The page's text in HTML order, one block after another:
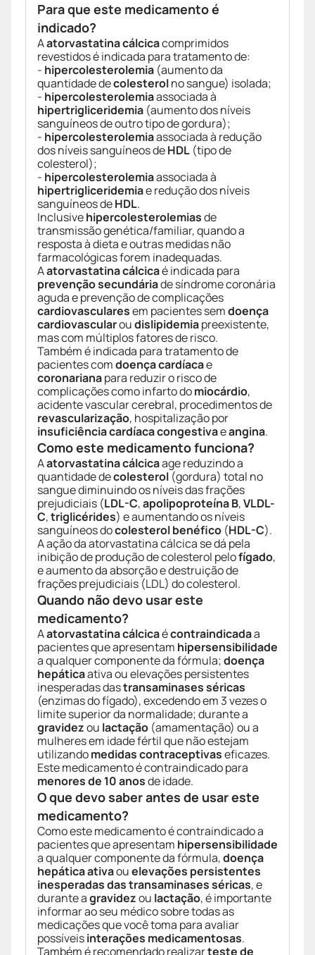
Para que este medicamento é
indicado?
Aatorvastatina cálcicacomprimidos
revestidos é indicada para tratamento de:
- hipercolesterolemia (aumento da
quantidade decolesterolno sangue) isolada;
- hipercolesterolemiaassociada à
hipertrigliceridemia (aumento dos níveis
sanguíneos de outro tipo de gordura);
- hipercolesterolemiaassociada à redução
dos níveis sanguíneos deHDL (tipo de
colesterol);
- hipercolesterolemiaassociada à
hipertrigliceridemiae redução dos níveis
sanguíneos deHDL.
Inclusivehipercolesterolemiasde
transmissão genética/familiar, quando a
resposta à dieta e outras medidas não
farmacológicas forem inadequadas.
Aatorvastatina cálcicaé indicada para
prevenção secundáriade síndrome coronária
aguda e prevenção de complicações
cardiovascularesem pacientes semdoença
cardiovascularoudislipidemiapreexistente,
mas com múltiplos fatores de risco.
Também é indicada para tratamento de
pacientes comdoença cardíacae
coronarianapara reduzir o risco de
complicações como infarto domiocárdio,
acidente vascular cerebral, procedimentos de
revascularização, hospitalização por
insuficiência cardíaca congestivaeangina.
Como este medicamento funciona?
Aatorvastatina cálcicaage reduzindo a
quantidade decolesterol (gordura) total no
sangue diminuindo os níveis das frações
prejudiciais (LDL-C,apolipoproteína B,VLDL-
C,triglicérides) e aumentando os níveis
sanguíneos docolesterol benéfico (HDL-C).
A ação da atorvastatina cálcica se dá pela
inibição de produção de colesterol pelofígado,
e aumento da absorção e destruição de
frações prejudiciais (LDL) do colesterol.
Quando não devo usar este
medicamento?
Aatorvastatina cálcicaécontraindicadaa
pacientes que apresentam hipersensibilidade
a qualquer componente da fórmula;doença
hepáticaativa ou elevações persistentes
inesperadas dastransaminases séricas
(enzimas do fígado), excedendo em 3 vezes o
limite superior da normalidade; durante a
gravidezou lactação (amamentação) ou a
mulheres em idade fértil que não estejam
utilizandomedidas contraceptivaseficazes.
Este medicamento é contraindicado para
menores de 10 anosde idade.
O que devo saber antes de usar este
medicamento?
Como este medicamento é contraindicado a
pacientes que apresentam hipersensibilidade
a qualquer componente da fórmula,doença
hepática ativaouelevações persistentes
inesperadas das transaminases séricas, e
durante agravidezou lactação, é importante
informar ao seu médico sobre todas as
medicações que você toma para avaliar
possíveisinterações medicamentosas.
Também é recomendado realizarteste de